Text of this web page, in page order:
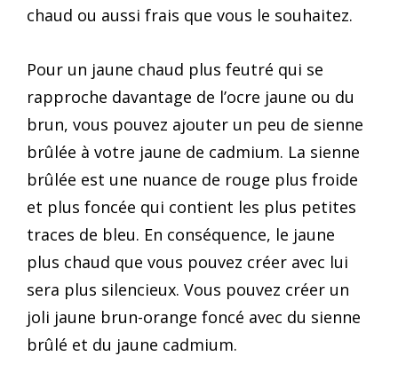
chaud ou aussi frais que vous le souhaitez.
Pour un jaune chaud plus feutré qui se
rapproche davantage de l’ocre jaune ou du
brun, vous pouvez ajouter un peu de sienne
brûlée à votre jaune de cadmium. La sienne
brûlée est une nuance de rouge plus froide
et plus foncée qui contient les plus petites
traces de bleu. En conséquence, le jaune
plus chaud que vous pouvez créer avec lui
sera plus silencieux. Vous pouvez créer un
joli jaune brun-orange foncé avec du sienne
brûlé et du jaune cadmium.